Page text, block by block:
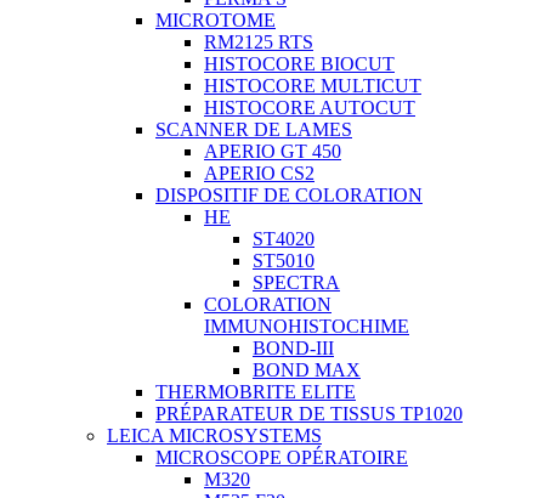
MICROTOME
RM2125 RTS
HISTOCORE BIOCUT
HISTOCORE MULTICUT
HISTOCORE AUTOCUT
SCANNER DE LAMES
APERIO GT 450
APERIO CS2
DISPOSITIF DE COLORATION
HE
ST4020
ST5010
SPECTRA
COLORATION
IMMUNOHISTOCHIME
BOND-III
BOND MAX
THERMOBRITE ELITE
PRÉPARATEUR DE TISSUS TP1020
LEICA MICROSYSTEMS
MICROSCOPE OPÉRATOIRE
M320